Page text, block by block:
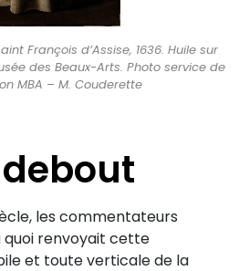
François d’Assise, 1636. Huile sur
des Beaux-Arts. Photo service de
MBA – M. Couderette
les commentateurs
renvoyait cette
et toute verticale de la